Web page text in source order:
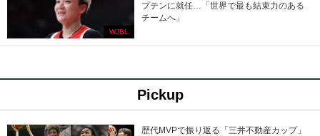
WJBL
プテンに就任…「世界で最も結束力のある
チームへ」
Pickup
歴代MVPで振り返る「三井不動産カップ」